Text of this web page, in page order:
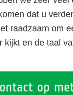
dat u
raadzaam om
kijkt en de taal